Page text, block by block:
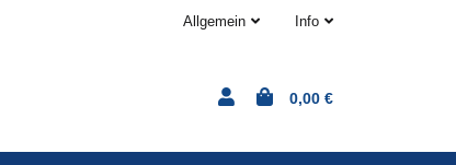
Allgemein Info
0,00 €